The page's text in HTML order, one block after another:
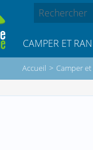
CAMPER ET
Accueil > Camper